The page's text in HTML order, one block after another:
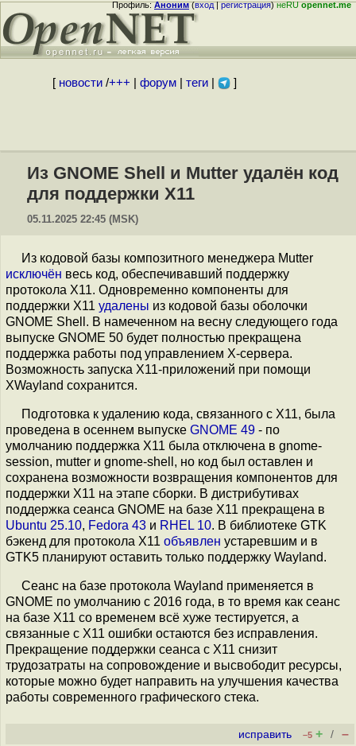
Профиль:Аноним(вход|регистрация)неRUopennet.me
[ новости/+++ форум| теги| ]
Из GNOME Shell и Mutter удалён код
для поддержки X11
05.11.2025 22:45 (MSK)
Из кодовой базы композитного менеджера Mutter
исключён весь код, обеспечивавший поддержку
протокола X11. Одновременно компоненты для
поддержки X11 удалены из кодовой базы оболочки
GNOME Shell. В намеченном на весну следующего года
выпуске GNOME 50 будет полностью прекращена
поддержка работы под управлением X-сервера.
Возможность запуска X11-приложений при помощи
XWayland сохранится.
Подготовка к удалению кода, связанного с X11, была
проведена в осеннем выпуске GNOME 49 - по
умолчанию поддержка X11 была отключена в gnome-
session, mutter и gnome-shell, но код был оставлен и
сохранена возможности возвращения компонентов для
поддержки X11 на этапе сборки. В дистрибутивах
поддержка сеанса GNOME на базе X11 прекращена в
Ubuntu 25.10, Fedora 43 и RHEL 10. В библиотеке GTK
бэкенд для протокола X11 объявлен устаревшим и в
GTK5 планируют оставить только поддержку Wayland.
Сеанс на базе протокола Wayland применяется в
GNOME по умолчанию с 2016 года, в то время как сеанс
на базе X11 со временем всё хуже тестируется, а
связанные с X11 ошибки остаются без исправления.
Прекращение поддержки сеанса с X11 снизит
трудозатраты на сопровождение и высвободит ресурсы,
которые можно будет направить на улучшения качества
работы современного графического стека.
исправить –5 + / –